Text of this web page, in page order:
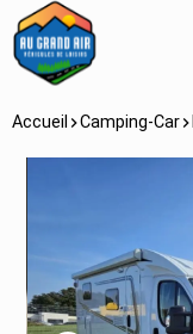
Accueil Camping-Car